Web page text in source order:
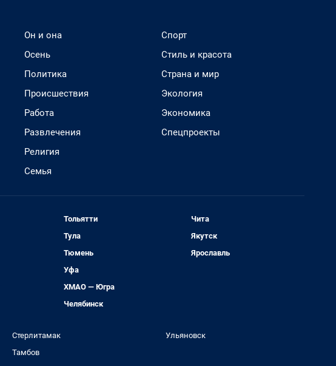
Он и она
Осень
Политика
Происшествия
Работа
Развлечения
Религия
Семья
Спорт
Стиль и красота
Страна и мир
Экология
Экономика
Спецпроекты
Тольятти
Тула
Тюмень
Уфа
ХМАО — Югра
Челябинск
Чита
Якутск
Ярославль
Стерлитамак
Тамбов
Ульяновск